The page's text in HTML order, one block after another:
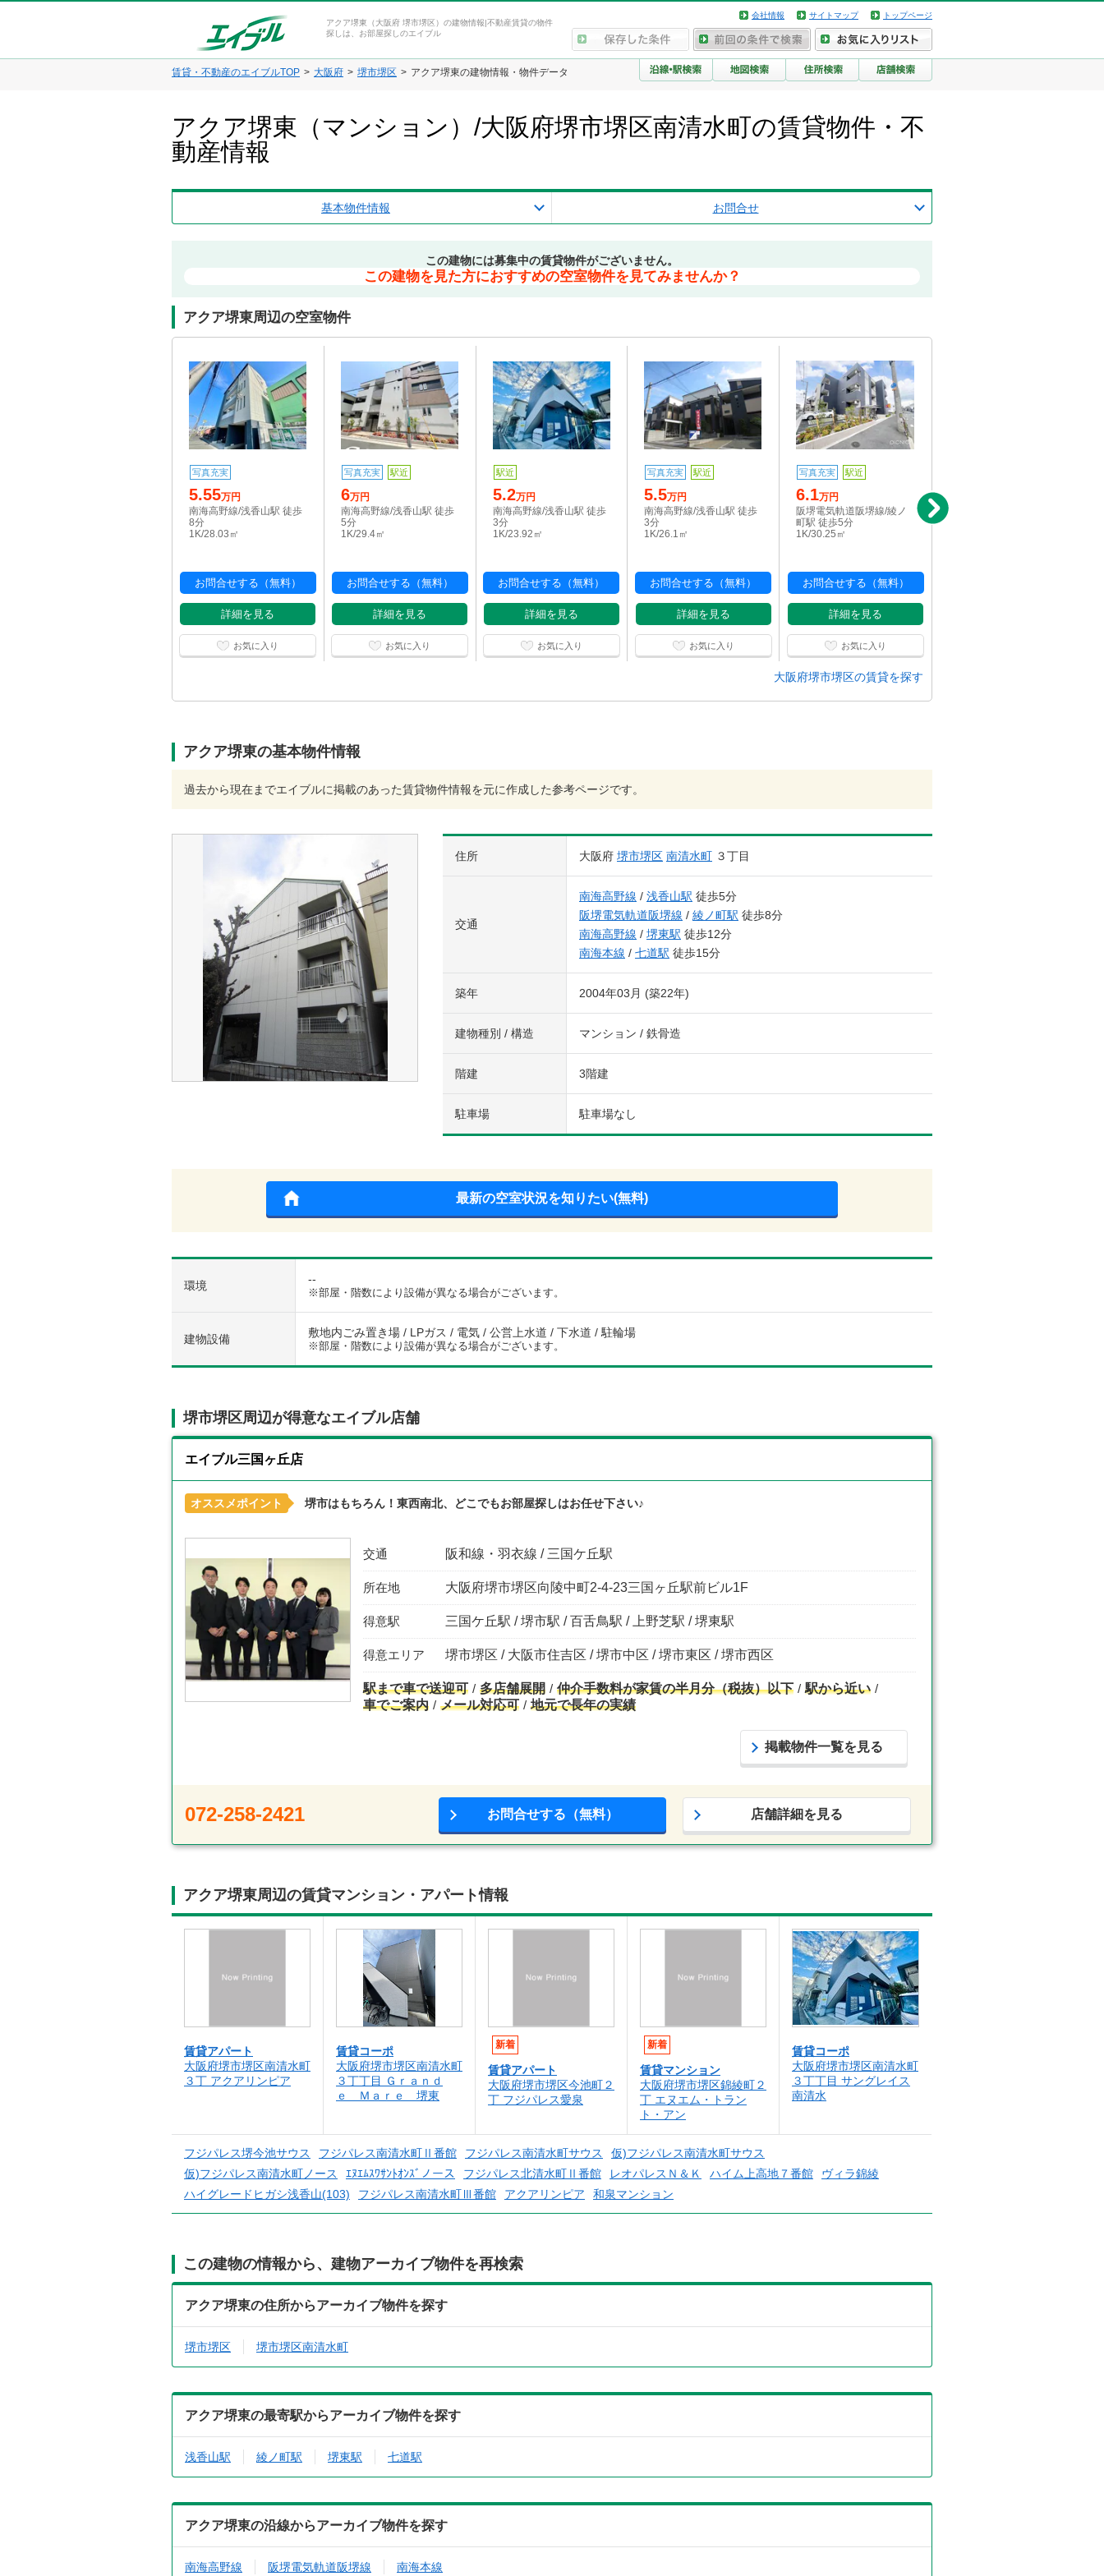
アクア堺東（大阪府 堺市堺区）の建物情報|不動産賃貸の物件
探しは、お部屋探しのエイブル
会社情報 サイトマップ トップページ
賃貸・不動産のエイブルTOP 大阪府 堺市堺区 アクア堺東の建物情報・物件データ
アクア堺東（マンション）/大阪府堺市堺区南清水町の賃貸物件・不
動産情報
基本物件情報 お問合せ
この建物には募集中の賃貸物件がございません。
この建物を見た方におすすめの空室物件を見てみませんか？
アクア堺東周辺の空室物件
写真充実
5.55万円
南海高野線/浅香山駅 徒歩
8分
1K/28.03㎡
お問合せする（無料）
詳細を見る
お気に入り
写真充実 駅近
6万円
南海高野線/浅香山駅 徒歩
5分
1K/29.4㎡
お問合せする（無料）
詳細を見る
お気に入り
駅近
5.2万円
南海高野線/浅香山駅 徒歩
3分
1K/23.92㎡
お問合せする（無料）
詳細を見る
お気に入り
写真充実 駅近
5.5万円
南海高野線/浅香山駅 徒歩
3分
1K/26.1㎡
お問合せする（無料）
詳細を見る
お気に入り
写真充実 駅近
6.1万円
阪堺電気軌道阪堺線/綾ノ
町駅 徒歩5分
1K/30.25㎡
お問合せする（無料）
詳細を見る
お気に入り
南海高野線/浅香山駅 徒歩
大阪府堺市堺区の賃貸を探す
アクア堺東の基本物件情報
過去から現在までエイブルに掲載のあった賃貸物件情報を元に作成した参考ページです。
住所 大阪府 堺市堺区 南清水町 ３丁目
交通
南海高野線 / 浅香山駅 徒歩5分
阪堺電気軌道阪堺線 / 綾ノ町駅 徒歩8分
南海高野線 / 堺東駅 徒歩12分
南海本線 / 七道駅 徒歩15分
築年 2004年03月 (築22年)
建物種別 / 構造 マンション / 鉄骨造
階建 3階建
駐車場 駐車場なし
最新の空室状況を知りたい(無料)
環境 --
※部屋・階数により設備が異なる場合がございます。
建物設備 敷地内ごみ置き場 / LPガス / 電気 / 公営上水道 / 下水道 / 駐輪場
※部屋・階数により設備が異なる場合がございます。
堺市堺区周辺が得意なエイブル店舗
エイブル三国ヶ丘店
オススメポイント 堺市はもちろん！東西南北、どこでもお部屋探しはお任せ下さい♪
交通 阪和線・羽衣線 / 三国ケ丘駅
所在地 大阪府堺市堺区向陵中町2-4-23三国ヶ丘駅前ビル1F
得意駅 三国ケ丘駅 / 堺市駅 / 百舌鳥駅 / 上野芝駅 / 堺東駅
得意エリア 堺市堺区 / 大阪市住吉区 / 堺市中区 / 堺市東区 / 堺市西区
駅まで車で送迎可 多店舗展開 仲介手数料が家賃の半月分（税抜）以下
駅から近い
車でご案内
メール対応可 地元で長年の実績
掲載物件一覧を見る
072-258-2421 お問合せする（無料） 店舗詳細を見る
アクア堺東周辺の賃貸マンション・アパート情報
賃貸アパート
大阪府堺市堺区南清水町
３丁 アクアリンピア
賃貸コーポ
大阪府堺市堺区南清水町
３丁丁目 Ｇｒａｎｄ
ｅ Ｍａｒｅ 堺東
新着
賃貸アパート
大阪府堺市堺区今池町２
丁 フジパレス愛泉
新着
賃貸マンション
大阪府堺市堺区錦綾町２
丁 エヌエム・トラン
ト・アン
賃貸コーポ
大阪府堺市堺区南清水町
３丁丁目 サングレイス
南清水
フジパレス堺今池サウス フジパレス南清水町Ⅱ番館 フジパレス南清水町サウス
仮)フジパレス南清水町サウス
仮)フジパレス南清水町ノース
ｴﾇｴﾑｽﾜｻﾝﾄｵﾝｽﾞノース フジパレス北清水町Ⅱ番館 レオパレスＮ＆Ｋ ハイム上高地７番館
ヴィラ錦綾
ハイグレードヒガシ浅香山(103)
フジパレス南清水町Ⅲ番館 アクアリンピア 和泉マンション
この建物の情報から、建物アーカイブ物件を再検索
アクア堺東の住所からアーカイブ物件を探す
堺市堺区 堺市堺区南清水町
アクア堺東の最寄駅からアーカイブ物件を探す
浅香山駅 綾ノ町駅 堺東駅 七道駅
アクア堺東の沿線からアーカイブ物件を探す
南海高野線 阪堺電気軌道阪堺線 南海本線